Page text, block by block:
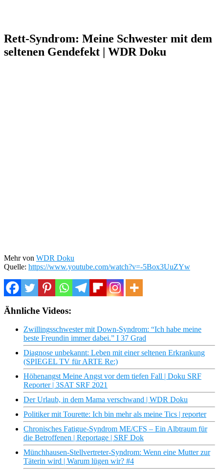
Rett-Syndrom: Meine Schwester mit dem
seltenen Gendefekt | WDR Doku
Mehr von WDR Doku
Quelle: https://www.youtube.com/watch?v=-5Box3UuZYw
Ähnliche Videos:
Zwillingsschwester mit Down-Syndrom: “Ich habe meine
beste Freundin immer dabei.” I 37 Grad
Diagnose unbekannt: Leben mit einer seltenen Erkrankung
(SPIEGEL TV für ARTE Re:)
Höhenangst Meine Angst vor dem tiefen Fall | Doku SRF
Reporter | 3SAT SRF 2021
Der Urlaub, in dem Mama verschwand | WDR Doku
Politiker mit Tourette: Ich bin mehr als meine Tics | reporter
Chronisches Fatigue-Syndrom ME/CFS – Ein Albtraum für
die Betroffenen | Reportage | SRF Dok
Münchhausen-Stellvertreter-Syndrom: Wenn eine Mutter zur
Täterin wird | Warum lügen wir? #4